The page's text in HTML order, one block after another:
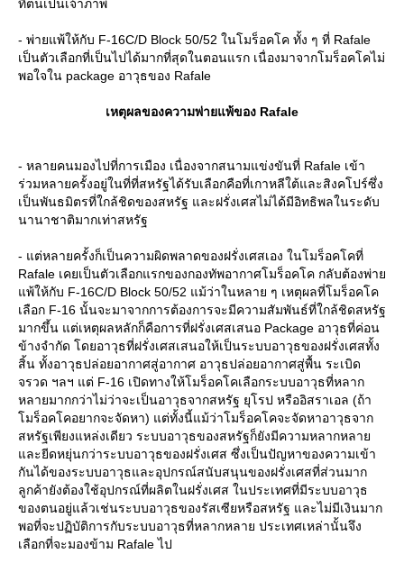
ที่ตนเป็นเจ้าภาพ
- พ่ายแพ้ให้กับ F-16C/D Block 50/52 ในโมร็อคโค ทั้ง ๆ ที่ Rafale
เป็นตัวเลือกที่เป็นไปได้มากที่สุดในตอนแรก เนื่องมาจากโมร็อคโคไม่
พอใจใน package อาวุธของ Rafale
เหตุผลของความพ่ายแพ้ของ Rafale
- หลายคนมองไปที่การเมือง เนื่องจากสนามแข่งขันที่ Rafale เข้า
ร่วมหลายครั้งอยู่ในที่ที่สหรัฐได้รับเลือกคือที่เกาหลีใต้และสิงคโปร์ซึ่ง
เป็นพันธมิตรที่ใกล้ชิดของสหรัฐ และฝรั่งเศสไม่ได้มีอิทธิพลในระดับ
นานาชาติมากเท่าสหรัฐ
- แต่หลายครั้งก็เป็นความผิดพลาดของฝรั่งเศสเอง ในโมร็อคโคที่
Rafale เคยเป็นตัวเลือกแรกของกองทัพอากาศโมร็อคโค กลับต้องพ่า
พ้ให้กับ F-16C/D Block 50/52 แม้ว่าในหลาย ๆ เหตุผลที่โมร็อคโค
เลือก F-16 นั้นจะมาจากการต้องการจะมีความสัมพันธ์ที่ใกล้ชิดสหรัฐ
มากขึ้น แต่เหตุผลหลักก็คือการที่ฝรั่งเศสเสนอ Package อาวุธที่ค่อน
ข้างจำกัด โดยอาวุธที่ฝรั่งเศสเสนอให้เป็นระบบอาวุธของฝรั่งเศสทั้ง
สิ้น ทั้งอาวุธปล่อยอากาศสู่อากาศ อาวุธปล่อยอากาศสู่พื้น ระเบิด
จรวด ฯลฯ แต่ F-16 เปิดทางให้โมร็อคโคเลือกระบบอาวุธที่หลาก
หลายมากกว่าไม่ว่าจะเป็นอาวุธจากสหรัฐ ยุโรป หรืออิสราเอล (ถ้า
มร็อคโคอยากจะจัดหา) แต่ทั้งนี้แม้ว่าโมร็อคโคจะจัดหาอาวุธจาก
สหรัฐเพียงแหล่งเดียว ระบบอาวุธของสหรัฐก็ยังมีความหลากหลา
ละยีดหยุ่นกว่าระบบอาวุธของฝรั่งเศส ซึ่งเป็นปัญหาของความเข้า
กันได้ของระบบอาวุธและอุปกรณ์สนับสนุนของฝรั่งเศสที่ส่วนมาก
ลูกค้ายังต้องใช้อุปกรณ์ที่ผลิตในฝรั่งเศส ในประเทศที่มีระบบอาวุธ
ของตนอยู่แล้วเช่นระบบอาวุธของรัสเซียหรือสหรัฐ และไม่มีเงินมาก
พอที่จะปฏิบัติการกับระบบอาวุธที่หลากหลาย ประเทศเหล่านั้นจึง
เลือกที่จะมองข้าม Rafale ไป